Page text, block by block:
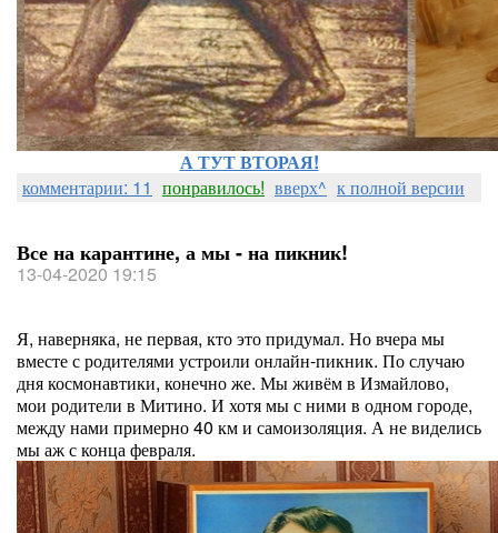
А ТУТ ВТОРАЯ!
комментарии: 11 понравилось! вверх^ к полной версии
Все на карантине, а мы - на пикник!
13-04-2020 19:15
Я, наверняка, не первая, кто это придумал. Но вчера мы
вместе с родителями устроили онлайн-пикник. По случаю
дня космонавтики, конечно же. Мы живём в Измайлово,
мои родители в Митино. И хотя мы с ними в одном городе,
между нами примерно 40 км и самоизоляция. А не виделись
мы аж с конца февраля.